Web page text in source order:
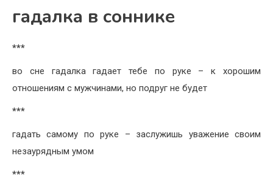
гадалка в соннике
***
во сне гадалка гадает тебе по руке – к хорошим
отношениям с мужчинами, но подруг не будет
***
гадать самому по руке – заслужишь уважение своим
незаурядным умом
***